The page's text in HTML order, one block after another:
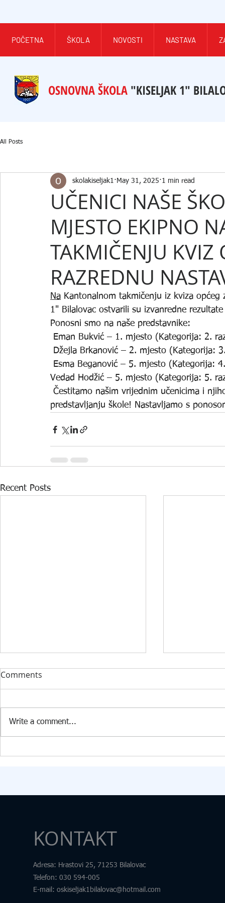
POČETNA ŠKOLA NOVOSTI NASTAVA
OSNOVNA ŠKOLA "KISELJAK 1"
All Posts
UČENICI NAŠE
MJESTO EKIPNO
TAKMIČENJU KVIZ
RAZREDNU
skolakiseljak1 May 31, 2025 1 min read
Na Kantonalnom takmičenju iz kviza
1" Bilalovac ostvarili su izvanredne
Ponosni smo na naše predstavnike:
Eman Bukvić – 1. mjesto (Kategorija: 2.
Džejla Brkanović – 2. mjesto (Kategorija:
Esma Beganović – 5. mjesto (Kategorija:
Vedad Hodžić – 5. mjesto (Kategorija: 5.
predstavljanju škole! Nastavljamo s
Recent Posts
DONACIJA ZA KABINET
osoba i izbjeglica za opremanje
STRUČNI
Comments
Write a comment...
KONTAKT
Adresa: Hrastovi 25, 71253 Bilalovac
Telefon: 030 594-005
E-mail: oskiseljak1bilalovac@hotmail.com